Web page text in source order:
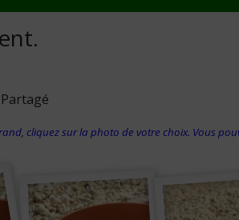
cliquez sur la photo de votre choix. Vous